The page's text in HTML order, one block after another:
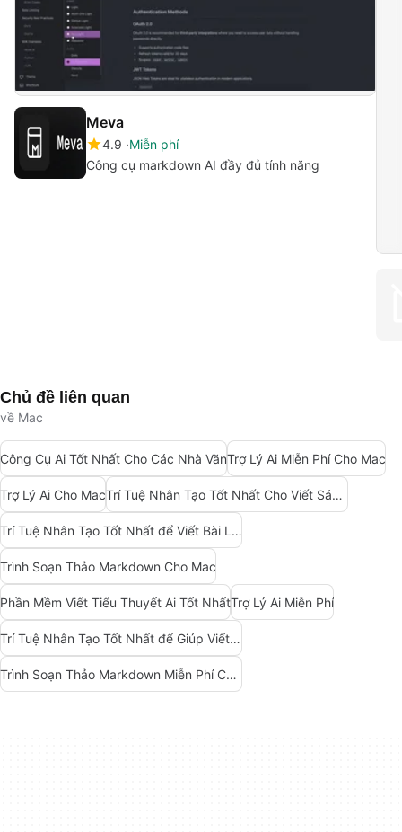
Meva
4.9 Miễn phí
Công cụ markdown AI đầy đủ tính năng
Chủ đề liên quan
về Mac
Công Cụ Ai Tốt Nhất Cho Các Nhà VănTrợ Lý Ai Miễn Phí Cho Mac
Trợ Lý Ai Cho Mac Trí Tuệ Nhân Tạo Tốt Nhất Cho Viết Sáng Tạo
Trí Tuệ Nhân Tạo Tốt Nhất để Viết Bài Luận
Trình Soạn Thảo Markdown Cho Mac
Phần Mềm Viết Tiểu Thuyết Ai Tốt NhấtTrợ Lý Ai Miễn Phí
Trí Tuệ Nhân Tạo Tốt Nhất để Giúp Viết Một Cuốn Sách
Trình Soạn Thảo Markdown Miễn Phí Cho Mac